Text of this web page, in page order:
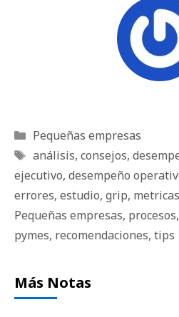
Categorías
Pequeñas empresas
Etiquetas
análisis, consejos,
ejecutivo, desempeño
errores, estudio, grip, metricas
Pequeñas empresas, procesos,
pymes, recomendaciones, tips
Más Notas